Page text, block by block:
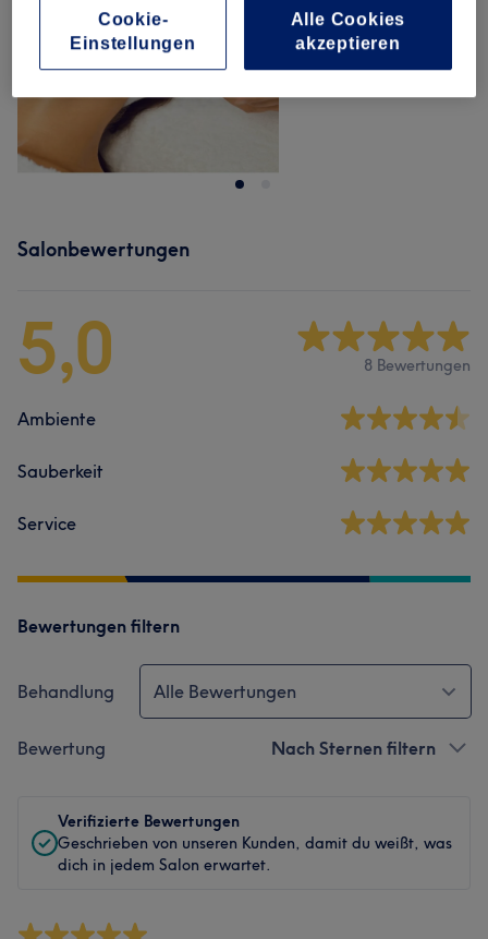
Salonbewertungen
5,0 8 Bewertungen
Ambiente
Sauberkeit
Service
Bewertungen filtern
Behandlung Alle Bewertungen
Bewertung Nach Sternen filtern
Verifizierte Bewertungen
Geschrieben von unseren Kunden, damit du weißt, was
dich in jedem Salon erwartet.
Cookie-
Einstellungen
Alle Cookies
akzeptieren